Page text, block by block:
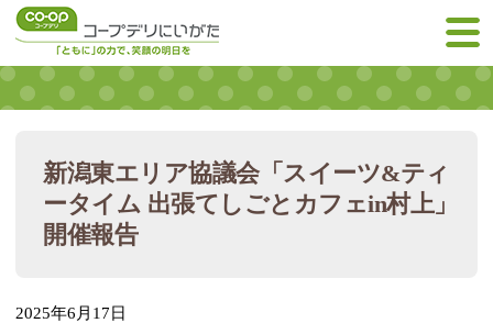
新潟東エリア協議会「スイーツ&ティ
ータイム 出張てしごとカフェin村上」
開催報告
2025年6月17日